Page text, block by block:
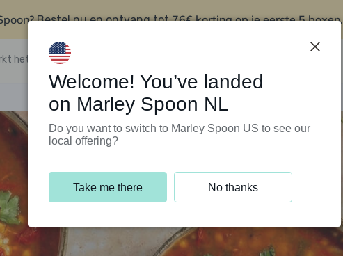
Bestel nu en ontvang tot76€ korting op je eerste 5 boxen.
het Klantenservice
Welcome! You’ve landed
on Marley Spoon NL
Do you want to switch to Marley Spoon US to see our
local offering?
Take me there No thanks